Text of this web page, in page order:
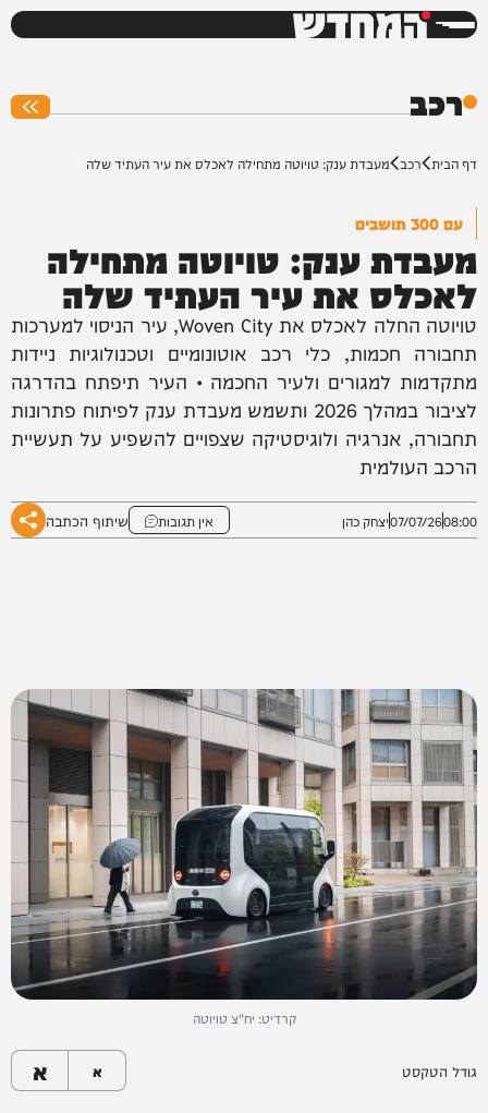
המחדש
רכב
דף הבית רכב מעבדת ענק: טויוטה מתחילה לאכלס את עיר העתיד שלה
עם 300 תושבים
מעבדת ענק: טויוטה מתחילה
לאכלס את עיר העתיד שלה
טויוטה החלה לאכלס את Woven City, עיר הניסוי למערכות
תחבורה חכמות, כלי רכב אוטונומיים וטכנולוגיות ניידות
מתקדמות למגורים ולעיר החכמה • העיר תיפתח בהדרגה
לציבור במהלך 2026 ותשמש מעבדת ענק לפיתוח פתרונות
תחבורה, אנרגיה ולוגיסטיקה שצפויים להשפיע על תעשיית
הרכב העולמית
08:00
07/07/26יצחק כהן אין תגובות שיתוף הכתבה
קרדיט: יח"צ טויוטה
גודל הטקסט א א